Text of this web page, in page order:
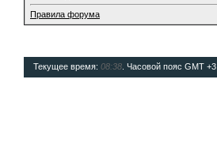
Правила форума
Текущее время: 08:38 . Часовой пояс GMT +3.